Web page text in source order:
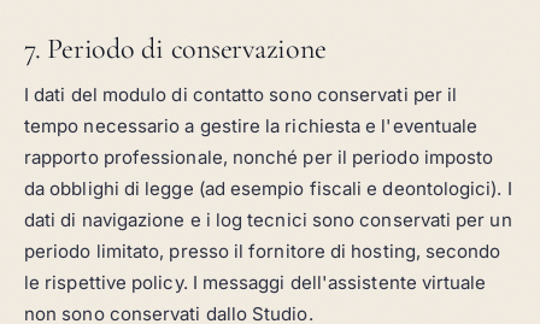
7. Periodo di conservazione
I dati del modulo di contatto sono conservati per il
tempo necessario a gestire la richiesta e l'eventuale
rapporto professionale, nonché per il periodo imposto
da obblighi di legge (ad esempio fiscali e deontologici). I
dati di navigazione e i log tecnici sono conservati per un
periodo limitato, presso il fornitore di hosting, secondo
le rispettive policy. I messaggi dell'assistente virtuale
non sono conservati dallo Studio.